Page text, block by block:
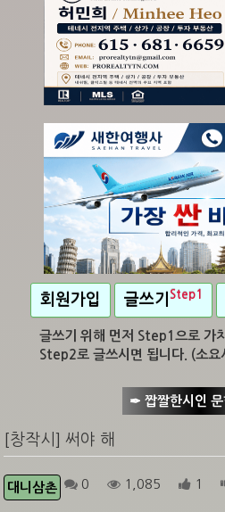
회원가입 글쓰기 Step1
글쓰기 위해 먼저 Step1으로 가
Step2로 글쓰시면 됩니다. (소요
✒ 짭짤한시인
[창작시] 써야 해
대니삼촌 0 1,085 1